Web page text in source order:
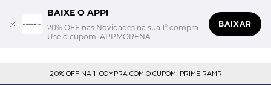
BAIXE O APP!
20% OFF nas Novidades na sua 1° compra.
Use o cupom: APPMORENA
BAIXAR
20% OFF NA 1° COMPRA COM O CUPOM: PRIMEIRAMR